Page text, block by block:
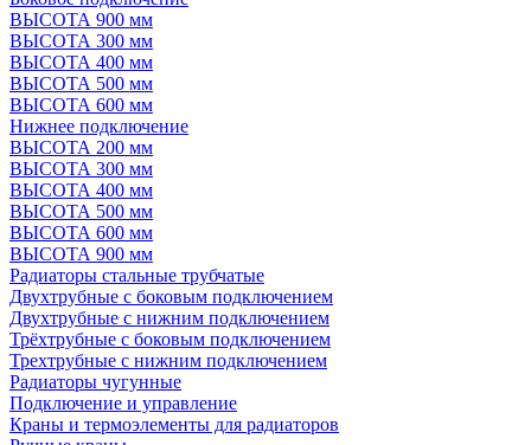
ВЫСОТА 900 мм
ВЫСОТА 300 мм
ВЫСОТА 400 мм
ВЫСОТА 500 мм
ВЫСОТА 600 мм
Нижнее подключение
ВЫСОТА 200 мм
ВЫСОТА 300 мм
ВЫСОТА 400 мм
ВЫСОТА 500 мм
ВЫСОТА 600 мм
ВЫСОТА 900 мм
Радиаторы стальные трубчатые
Двухтрубные с боковым подключением
Двухтрубные с нижним подключением
Трёхтрубные с боковым подключением
Трехтрубные с нижним подключением
Радиаторы чугунные
Подключение и управление
Краны и термоэлементы для радиаторов